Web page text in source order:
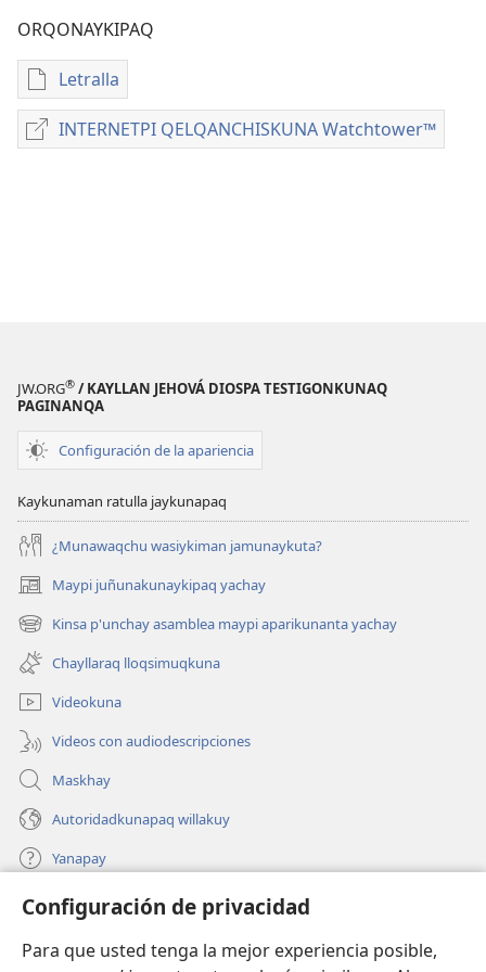
Configuración de privacidad
Para que usted tenga la mejor experiencia posible,
ORQONAYKIPAQ
Letralla
Kaypi
qelqakunatan
copiawaq
INTERNETPI QELQANCHISKUNA Watchtower™
INTERNETPI
JW.ORG® / KAYLLAN JEHOVÁ DIOSPA TESTIGONKUNAQ
PAGINANQA
Configuración de la apariencia
Kaykunaman ratulla jaykunapaq
¿Munawaqchu wasiykiman jamunaykuta?
Maypi juñunakunaykipaq yachay
(abre
una
nueva
ventana)
Kinsa p'unchay asamblea maypi aparikunanta yachay
(abre
una
nueva
ventana)
Chayllaraq lloqsimuqkuna
Videokuna
Videos con audiodescripciones
Maskhay
Autoridadkunapaq willakuy
Yanapay
Donacionta churanapaq
una
nueva